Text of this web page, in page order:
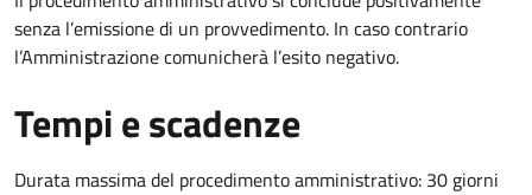
senza l’emissione di un provvedimento. In caso contrario
l’Amministrazione comunicherà l’esito negativo.
Tempi e scadenze
Durata massima del procedimento amministrativo: 30 giorni